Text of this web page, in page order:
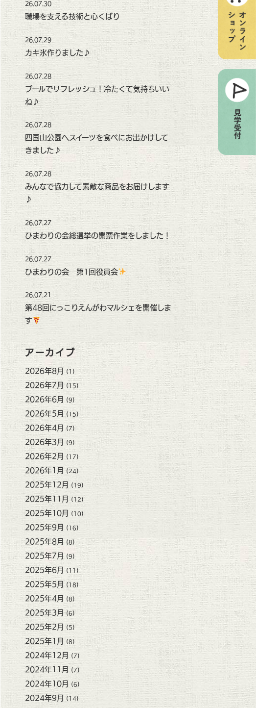
26.07.30
職場を支える技術と心くばり
26.07.29
カキ氷作りました♪
26.07.28
プールでリフレッシュ！冷たくて気持ちいい
ね♪
26.07.28
四国山公園へスイーツを食べにお出かけして
きました♪
26.07.28
みんなで協力して素敵な商品をお届けします
♪
26.07.27
ひまわりの会総選挙の開票作業をしました！
26.07.27
ひまわりの会 第1回役員会
26.07.21
第48回にっこりえんがわマルシェを開催しま
す
アーカイブ
2026年8月 (1)
2026年7月 (15)
2026年6月 (9)
2026年5月 (15)
2026年4月 (7)
2026年3月 (9)
2026年2月 (17)
2026年1月 (24)
2025年12月 (19)
2025年11月 (12)
2025年10月 (10)
2025年9月 (16)
2025年8月 (8)
2025年7月 (9)
2025年6月 (11)
2025年5月 (18)
2025年4月 (8)
2025年3月(6)
2025年2月 (5)
2025年1月 (8)
2024年12月 (7)
2024年11月 (7)
2024年10月 (6)
2024年9月 (14)